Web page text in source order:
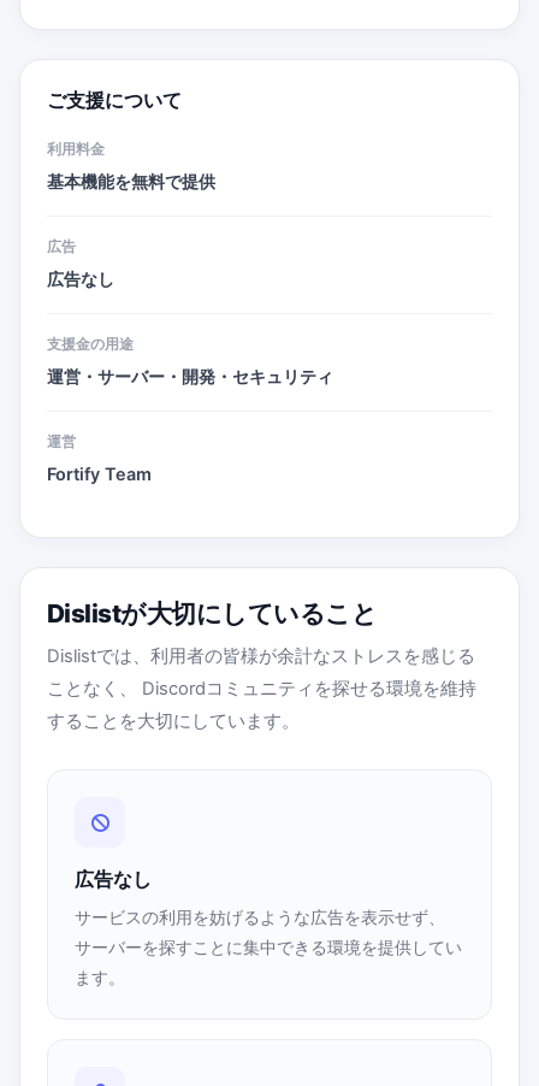
ご支援について
利用料金
基本機能を無料で提供
広告
広告なし
支援金の用途
運営・サーバー・開発・セキュリティ
運営
Fortify Team
Dislistが大切にしていること
Dislistでは、利用者の皆様が余計なストレスを感じる
ことなく、 Discordコミュニティを探せる環境を維持
することを大切にしています。
広告なし
サービスの利用を妨げるような広告を表示せず、
サーバーを探すことに集中できる環境を提供してい
ます。